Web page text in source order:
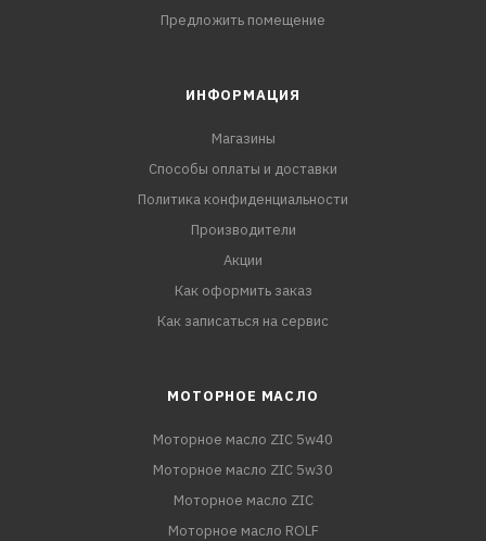
Предложить помещение
ИНФОРМАЦИЯ
Магазины
Способы оплаты и доставки
Политика конфиденциальности
Производители
Акции
Как оформить заказ
Как записаться на сервис
МОТОРНОЕ МАСЛО
Моторное масло ZIC 5w40
Моторное масло ZIC 5w30
Моторное масло ZIC
Моторное масло ROLF